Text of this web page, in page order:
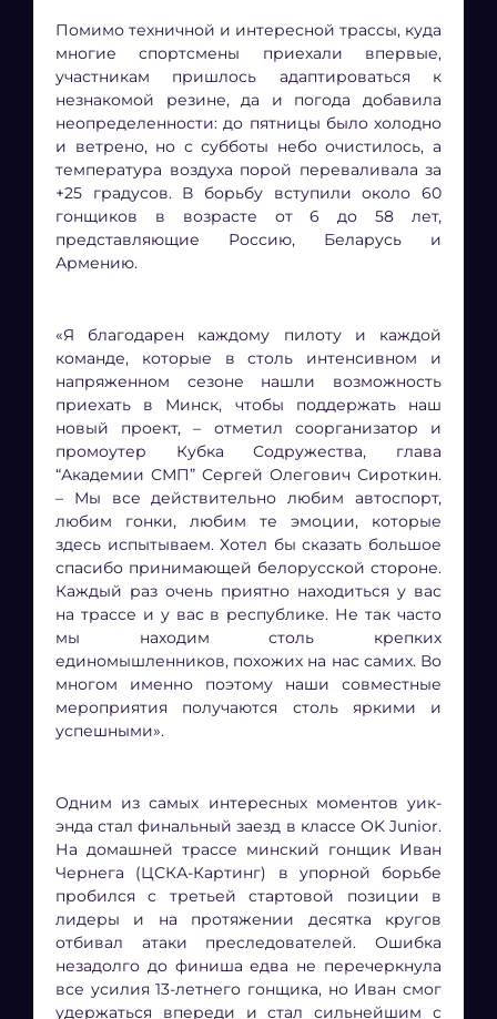
Помимо техничной и интересной трассы, куда
многие спортсмены приехали впервые,
участникам пришлось адаптироваться к
незнакомой резине, да и погода добавила
неопределенности: до пятницы было холодно
и ветрено, но с субботы небо очистилось, а
температура воздуха порой переваливала за
+25 градусов. В борьбу вступили около 60
гонщиков в возрасте от 6 до 58 лет,
представляющие Россию, Беларусь и
Армению.
«Я благодарен каждому пилоту и каждой
команде, которые в столь интенсивном и
напряженном сезоне нашли возможность
приехать в Минск, чтобы поддержать наш
новый проект, – отметил соорганизатор и
промоутер Кубка Содружества, глава
“Академии СМП” Сергей Олегович Сироткин.
– Мы все действительно любим автоспорт,
любим гонки, любим те эмоции, которые
здесь испытываем. Хотел бы сказать большое
спасибо принимающей белорусской стороне.
Каждый раз очень приятно находиться у вас
на трассе и у вас в республике. Не так часто
мы находим столь крепких
единомышленников, похожих на нас самих. Во
многом именно поэтому наши совместные
мероприятия получаются столь яркими и
успешными».
Одним из самых интересных моментов уик-
энда стал финальный заезд в классе OK Junior.
На домашней трассе минский гонщик Иван
Чернега (ЦСКА-Картинг) в упорной борьбе
пробился с третьей стартовой позиции в
лидеры и на протяжении десятка кругов
отбивал атаки преследователей. Ошибка
незадолго до финиша едва не перечеркнула
все усилия 13-летнего гонщика, но Иван смог
удержаться впереди и стал сильнейшим с